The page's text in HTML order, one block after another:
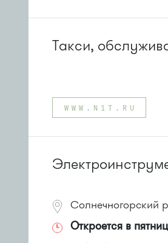
Такси,
WWW.N1T.RU
Солнечногорский
Откроется в